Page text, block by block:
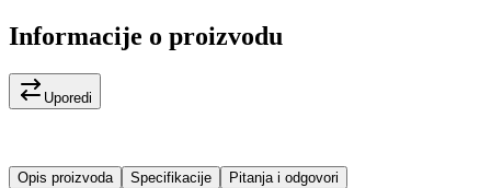
Informacije o proizvodu
Uporedi
Opis proizvoda Specifikacije Pitanja i odgovori